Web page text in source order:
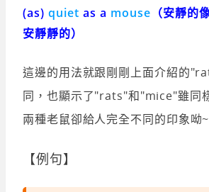
(as) quiet as a mouse （安靜的
安靜靜的）
這邊的用法就跟剛剛上面介紹的
同，也顯示了"rats"和"mice"雖同
兩種老鼠卻給人完全不同的印象呦~
【例句】